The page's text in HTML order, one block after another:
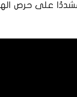
على حرص